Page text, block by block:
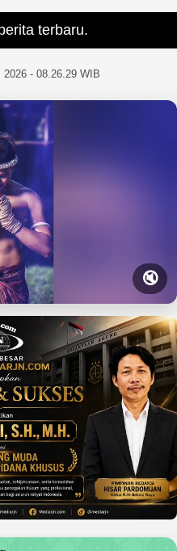
terbaru.
- 08.26.30 WIB
🔇